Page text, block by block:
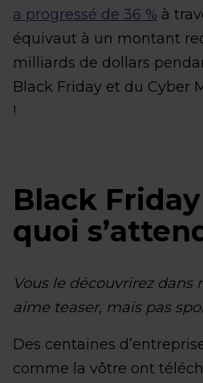
a progressé de 36 % à
équivaut à un montant
milliards de dollars
Black Friday et du Cyber
!
Black Friday
quoi
Vous le découvrirez dans
aime teaser, mais pas
Des centaines
comme la vôtre ont